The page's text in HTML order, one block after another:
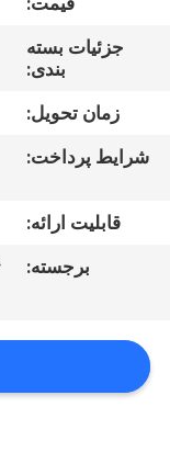
کارخانه
کیفیت
اخبار
جزئیات بسته
بندی:
زمان تحویل:
شرایط پرداخت:
قابلیت ارائه:
برجسته: